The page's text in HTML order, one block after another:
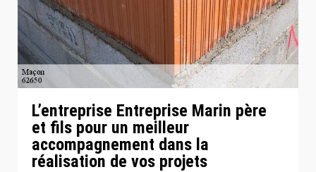
L’entreprise Entreprise Marin père
et fils pour un meilleur
accompagnement dans la
réalisation de vos projets